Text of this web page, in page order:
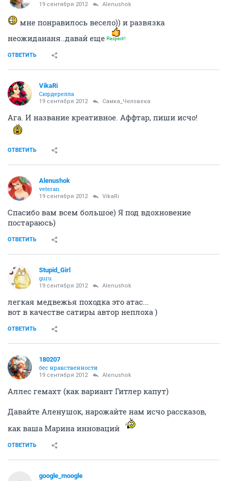
19 сентября 2012 Alenushok
мне понравилось весело)) и развязка
неожидананя..давай еще
ОТВЕТИТЬ
VikaRi
Сюрдерелла
19 сентября 2012 Сaмка_Человека
Ага. И название креативное. Аффтар, пиши исчо!
ОТВЕТИТЬ
Alenushok
veteran
19 сентября 2012 VikaRi
Спасибо вам всем большое) Я под вдохновение
постараюсь)
ОТВЕТИТЬ
Stupid_Girl
guru
19 сентября 2012 Alenushok
легкая медвежья походка это атас...
вот в качестве сатиры автор неплоха )
ОТВЕТИТЬ
180207
бес нравственности
19 сентября 2012 Alenushok
Аллес гемахт (как вариант Гитлер капут)
Давайте Аленушок, нарожайте нам исчо рассказов,
как ваша Марина инноваций
ОТВЕТИТЬ
google_moogle